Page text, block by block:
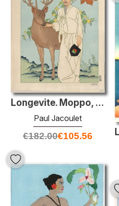
Longevite. Moppo, Coree
Paul Jacoulet
€182.00€105.56